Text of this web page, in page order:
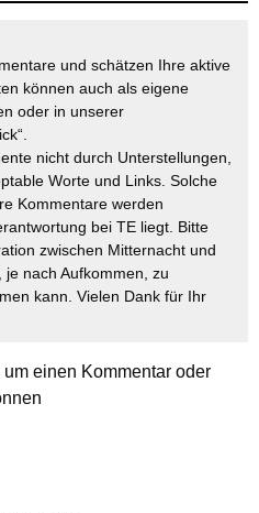
und schätzen Ihre aktive
können auch als eigene
oder in unserer
nicht durch Unterstellungen,
Worte und Links. Solche
Kommentare werden
bei TE liegt. Bitte
zwischen Mitternacht und
nach Aufkommen, zu
kann. Vielen Dank für Ihr
einen Kommentar oder